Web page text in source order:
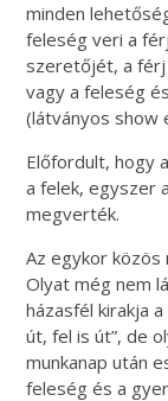
minden
feleség veri a
szeretőjét, a férj
vagy a feleség
(látványos show
Előfordult, hogy
a felek, egyszer
megverték.
Az egykor
Olyat még nem
házasfél kirakja
út, fel is út”, de
munkanap után
feleség és a